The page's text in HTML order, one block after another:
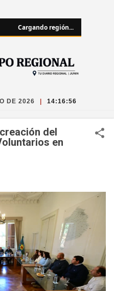
Cargando región...
DE 2026 14:16:56
del
en